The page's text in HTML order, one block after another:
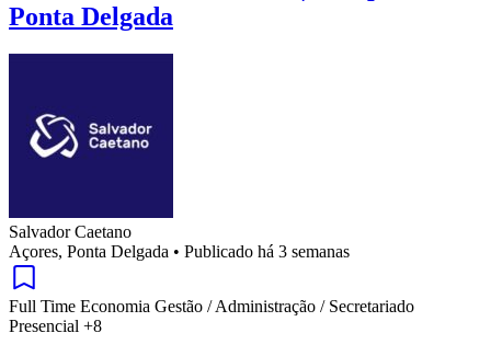
Ponta Delgada
Salvador Caetano
Açores, Ponta Delgada • Publicado há 3 semanas
Full Time Economia Gestão / Administração / Secretariado
Presencial +8